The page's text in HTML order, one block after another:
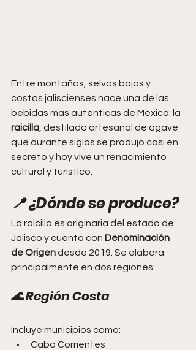
Entre montañas, selvas bajas y
costas jaliscienses nace una de las
bebidas más auténticas de México: la
raicilla , destilado artesanal de agave
que durante siglos se produjo casi en
secreto y hoy vive un renacimiento
cultural y turístico.
📍 ¿Dónde se produce?
La raicilla es originaria del estado de
Jalisco y cuenta con Denominación
de Origen desde 2019. Se elabora
principalmente en dos regiones:
🌊 Región Costa
Incluye municipios como:
Cabo Corrientes